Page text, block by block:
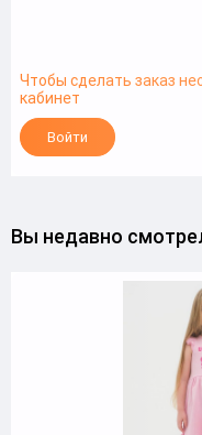
Чтобы сделать заказ
кабинет
Войти
Вы недавно